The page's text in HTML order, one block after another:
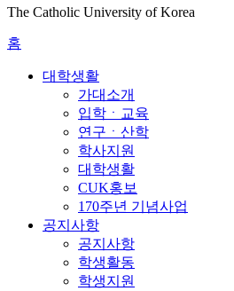
The Catholic University of Korea
홈
대학생활
가대소개
입학ㆍ교육
연구ㆍ산학
학사지원
대학생활
CUK홍보
170주년 기념사업
공지사항
공지사항
학생활동
학생지원